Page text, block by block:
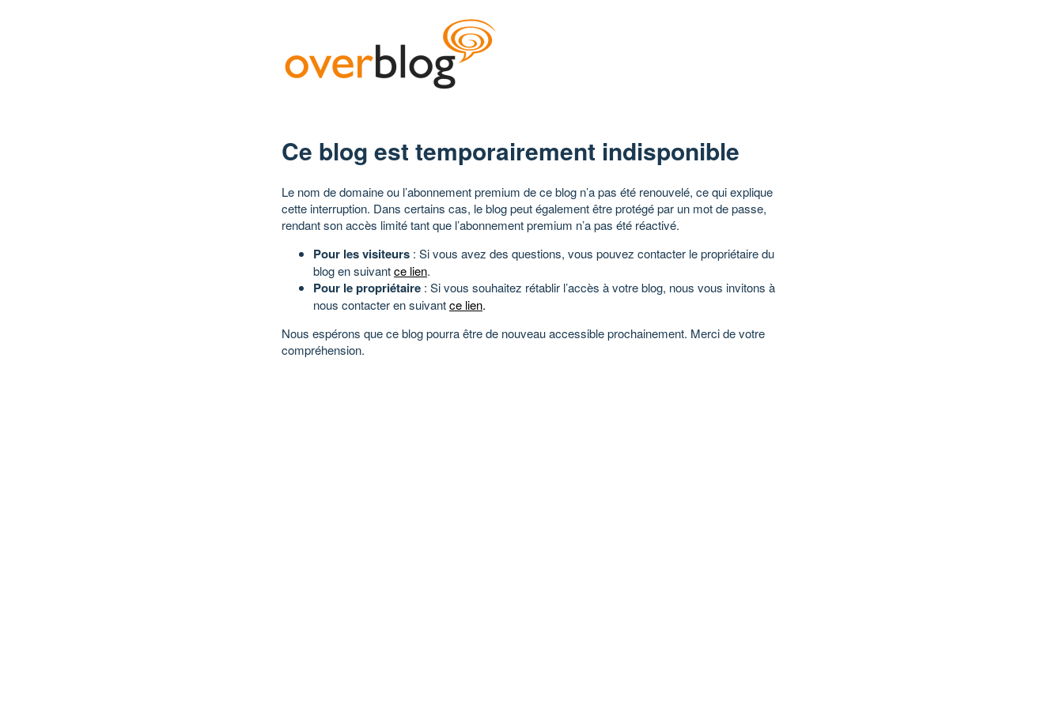
Ce blog est temporairement indisponible
Le nom de domaine ou l’abonnement premium de ce blog n’a pas été renouvelé, ce qui explique
cette interruption. Dans certains cas, le blog peut également être protégé par un mot de passe,
rendant son accès limité tant que l’abonnement premium n’a pas été réactivé.
Pour les visiteurs : Si vous avez des questions, vous pouvez contacter le propriétaire du
blog en suivantce lien.
Pour le propriétaire : Si vous souhaitez rétablir l’accès à votre blog, nous vous invitons à
nous contacter en suivantce lien.
Nous espérons que ce blog pourra être de nouveau accessible prochainement. Merci de votre
compréhension.